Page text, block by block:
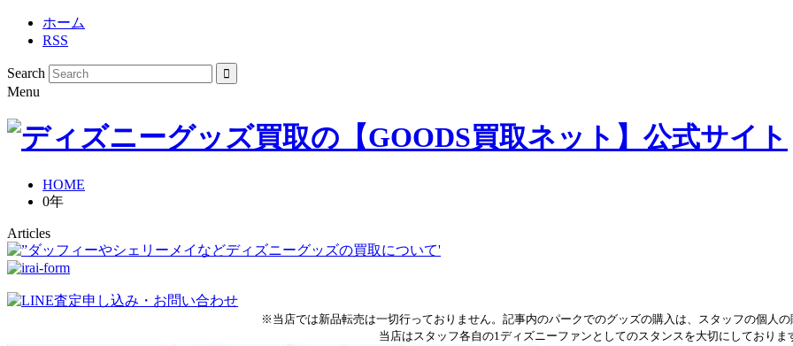
ホーム
RSS
Search
Menu
HOME
0年
Articles
※当店では新品転売は一切行っておりません。記事内のパークでのグッズの購入は、スタッフの個人の
当店はスタッフ各自の1ディズニーファンとしてのスタンスを大切にしておりま